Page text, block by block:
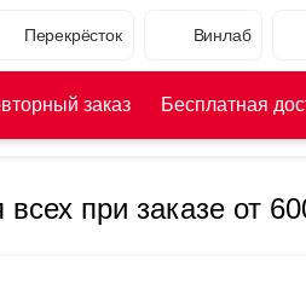
Перекрёсток Винлаб
заказ Бесплатная
при заказе от